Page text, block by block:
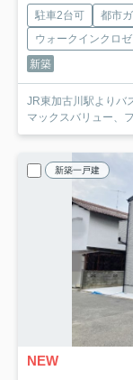
駐車2台可 都市
ウォークインクロゼ
新築
JR東加古川駅よりバ
マックスバリュー、
新築一戸建
NEW